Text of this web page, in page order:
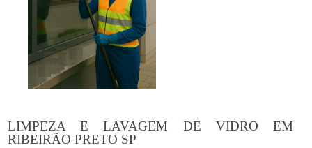
LIMPEZA E LAVAGEM DE VIDRO EM
RIBEIRÃO PRETO SP